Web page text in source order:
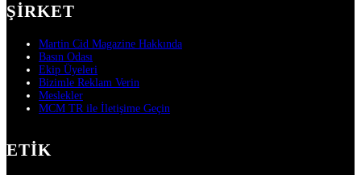
ŞIRKET
Martin Cid Magazine Hakkında
Basın Odası
Ekip Üyeleri
Bizimle Reklam Verin
Meslekler
MCM TR ile İletişime Geçin
ETIK